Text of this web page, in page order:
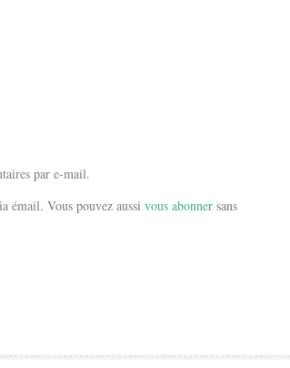
par e-mail.
émail. Vous pouvez aussi vous abonner sans